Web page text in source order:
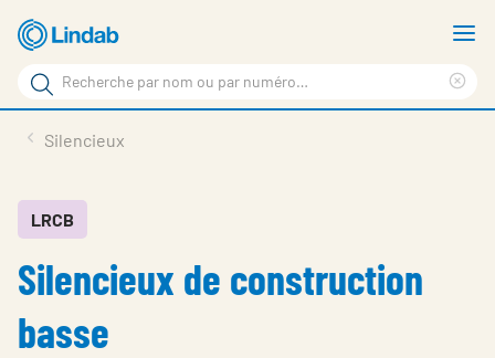
Aller
au
contenu
principal
Rechercher
Rechercher
sur
site
En vedette
À propos de Lindab
Silencieux
LRCB
Silencieux de construction
basse